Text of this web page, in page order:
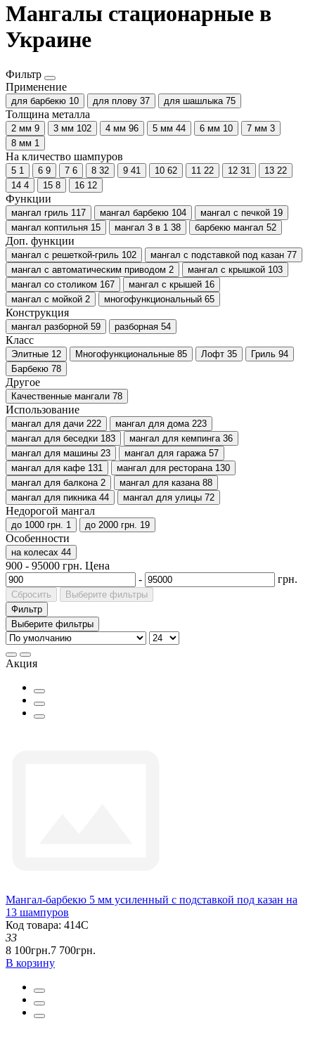
Мангалы стационарные в
Украине
Фильтр
Применение
для барбекю 10 для плову 37 для шашлыка 75
Толщина металла
2 мм 9 3 мм 102 4 мм 96 5 мм 44 6 мм 10 7 мм 3
8 мм 1
На кличество шампуров
5 1 6 9 7 6 8 32 9 41 10 62 11 22 12 31 13 22
14 4 15 8 16 12
Функции
мангал гриль 117 мангал барбекю 104 мангал с печкой 19
мангал коптильня 15 мангал 3 в 1 38 барбекю мангал 52
Доп. функции
мангал с решеткой-гриль 102 мангал с подставкой под казан 77
мангал с автоматическим приводом 2 мангал с крышкой 103
мангал со столиком 167 мангал с крышей 16
мангал с мойкой 2 многофункциональный 65
Конструкция
мангал разборной 59 разборная 54
Класс
Элитные 12 Многофункциональные 85 Лофт 35 Гриль 94
Барбекю 78
Другое
Качественные мангали 78
Использование
мангал для дачи 222 мангал для дома 223
мангал для беседки 183 мангал для кемпинга 36
мангал для машины 23 мангал для гаража 57
мангал для кафе 131 мангал для ресторана 130
мангал для балкона 2 мангал для казана 88
мангал для пикника 44 мангал для улицы 72
Недорогой мангал
до 1000 грн. 1 до 2000 грн. 19
Особенности
на колесах 44
900 - 95000 грн. Цена
-
грн.
Сбросить
Выберите фильтры
Фильтр
Выберите фильтры
Акция
Мангал-барбекю 5 мм усиленный с подставкой под казан на
13 шампуров
Код товара: 414С
33
8 100грн.7 700грн.
В корзину